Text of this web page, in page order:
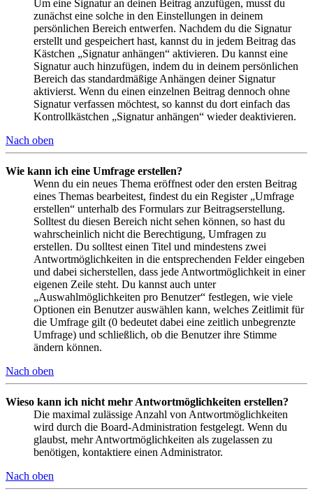
Um eine Signatur an deinen Beitrag anzufügen, musst du
zunächst eine solche in den Einstellungen in deinem
persönlichen Bereich entwerfen. Nachdem du die Signatur
erstellt und gespeichert hast, kannst du in jedem Beitrag das
Kästchen „Signatur anhängen“ aktivieren. Du kannst eine
Signatur auch hinzufügen, indem du in deinem persönlichen
Bereich das standardmäßige Anhängen deiner Signatur
aktivierst. Wenn du einen einzelnen Beitrag dennoch ohne
Signatur verfassen möchtest, so kannst du dort einfach das
Kontrollkästchen „Signatur anhängen“ wieder deaktivieren.
Nach oben
Wie kann ich eine Umfrage erstellen?
Wenn du ein neues Thema eröffnest oder den ersten Beitrag
eines Themas bearbeitest, findest du ein Register „Umfrage
erstellen“ unterhalb des Formulars zur Beitragserstellung.
Solltest du diesen Bereich nicht sehen können, so hast du
wahrscheinlich nicht die Berechtigung, Umfragen zu
erstellen. Du solltest einen Titel und mindestens zwei
Antwortmöglichkeiten in die entsprechenden Felder eingeben
und dabei sicherstellen, dass jede Antwortmöglichkeit in einer
eigenen Zeile steht. Du kannst auch unter
„Auswahlmöglichkeiten pro Benutzer“ festlegen, wie viele
Optionen ein Benutzer auswählen kann, welches Zeitlimit für
die Umfrage gilt (0 bedeutet dabei eine zeitlich unbegrenzte
Umfrage) und schließlich, ob die Benutzer ihre Stimme
ändern können.
Nach oben
Wieso kann ich nicht mehr Antwortmöglichkeiten erstellen?
Die maximal zulässige Anzahl von Antwortmöglichkeiten
wird durch die Board-Administration festgelegt. Wenn du
glaubst, mehr Antwortmöglichkeiten als zugelassen zu
benötigen, kontaktiere einen Administrator.
Nach oben